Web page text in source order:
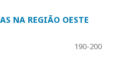
NA REGIÃO OESTE
190-200